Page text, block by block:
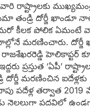
వారి రాష్ట్రాలకు
తండ్రి దోర్జీ ఖాండూ
మరో కీలక పోలిక
మరణించారు. దోర్జీ
హెలికాప్టర్‌
ప్రస్తుత ‘ఏపీ’
దోర్జీ మరణించిన
పదేళ్ల తర్వాత
నెలలుగా పదవిలో